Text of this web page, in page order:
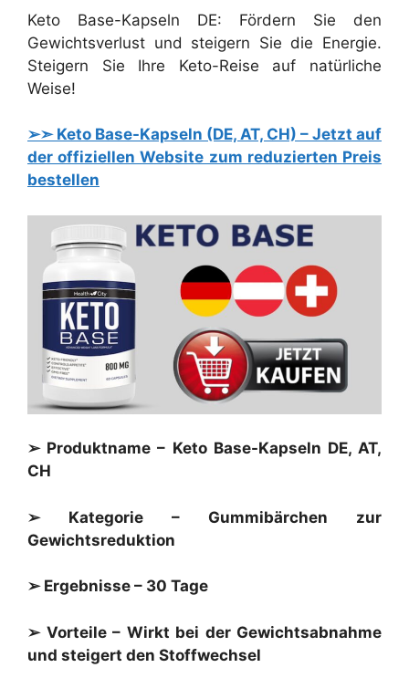
Keto Base-Kapseln DE: Fördern Sie den
Gewichtsverlust und steigern Sie die Energie.
Steigern Sie Ihre Keto-Reise auf natürliche
Weise!
➢➣ Keto Base-Kapseln (DE, AT, CH) – Jetzt auf
der offiziellen Website zum reduzierten Preis
bestellen
➢ Produktname – Keto Base-Kapseln DE, AT,
CH
➢ Kategorie – Gummibärchen zur
Gewichtsreduktion
➢ Ergebnisse – 30 Tage
➢ Vorteile – Wirkt bei der Gewichtsabnahme
und steigert den Stoffwechsel